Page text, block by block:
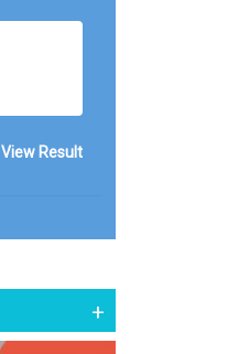
View Result
+